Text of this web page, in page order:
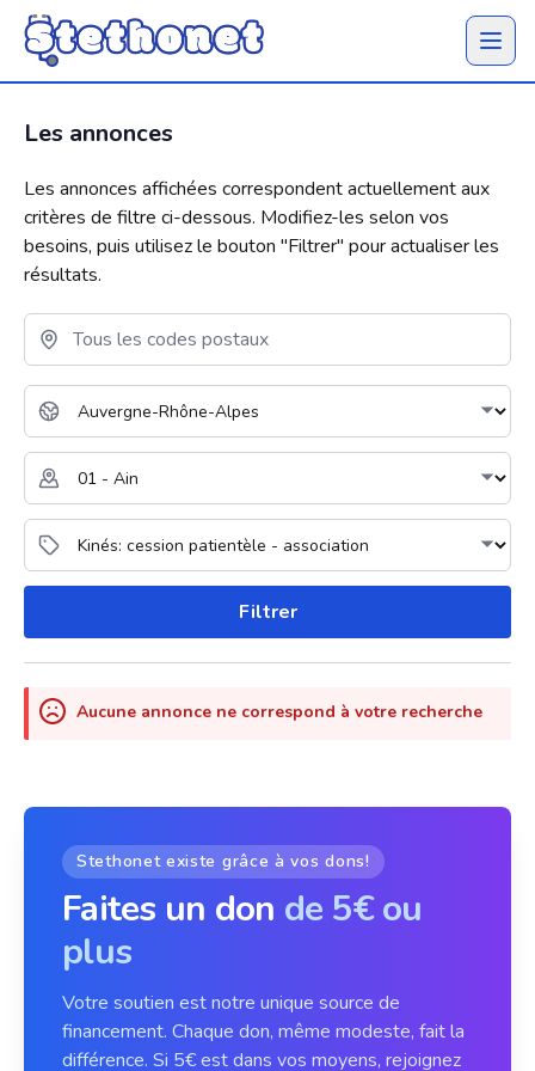
Ouvrir
Les annonces
Les annonces affichées correspondent actuellement aux
critères de filtre ci-dessous. Modifiez-les selon vos
besoins, puis utilisez le bouton "Filtrer" pour actualiser les
résultats.
Filtrer
Aucune annonce ne correspond à votre recherche
Stethonet existe grâce à vos dons!
Faites un don de 5€ ou
plus
Votre soutien est notre unique source de
financement. Chaque don, même modeste, fait la
différence. Si 5€ est dans vos moyens, rejoignez